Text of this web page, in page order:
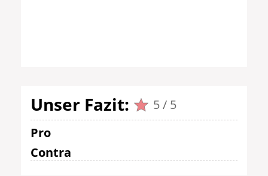
Unser Fazit:
5 / 5
Pro
Contra